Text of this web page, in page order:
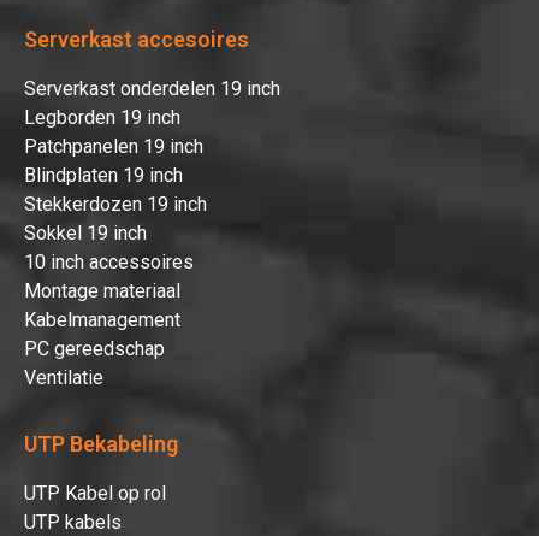
Serverkast accesoires
Serverkast onderdelen 19 inch
Legborden 19 inch
Patchpanelen 19 inch
Blindplaten 19 inch
Stekkerdozen 19 inch
Sokkel 19 inch
10 inch accessoires
Montage materiaal
Kabelmanagement
PC gereedschap
Ventilatie
UTP Bekabeling
UTP Kabel op rol
UTP kabels